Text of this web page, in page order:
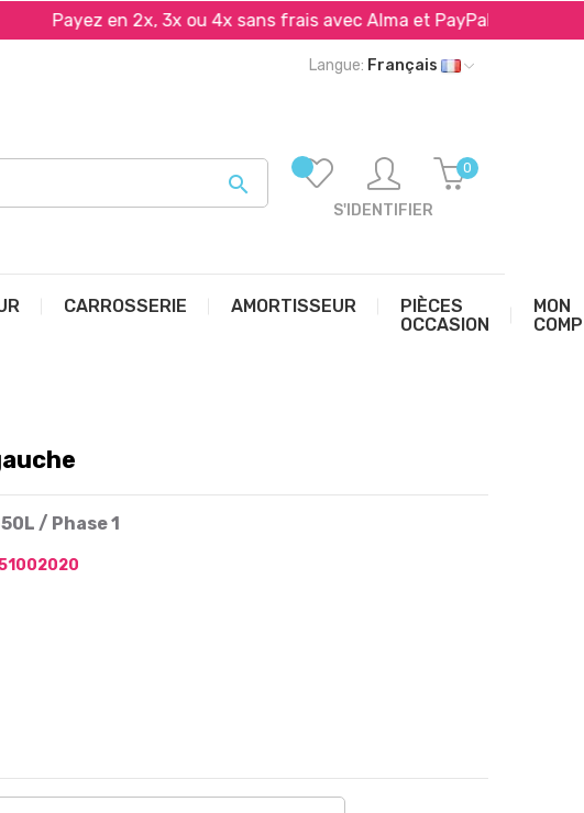
Payez en 2x, 3x ou 4x sans frais avec Alma et PayPal*
Langue: Français

S'IDENTIFIER
0
CARROSSERIE AMORTISSEUR
PIÈCES
OCCASION
MON
/ Phase 1